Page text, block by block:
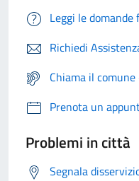
Leggi le
Richiedi
Chiama il
Prenota un
Problemi in città
Segnala